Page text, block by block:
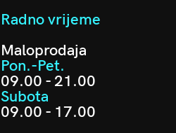
Radno vrijeme
Maloprodaja
Pon.-Pet.
09.00 - 21.00
Subota
09.00 - 17.00